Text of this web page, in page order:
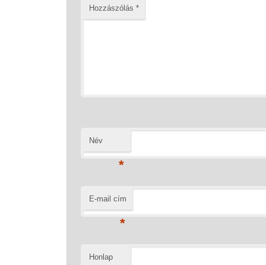
Hozzászólás *
Név
*
E-mail cím
*
Honlap